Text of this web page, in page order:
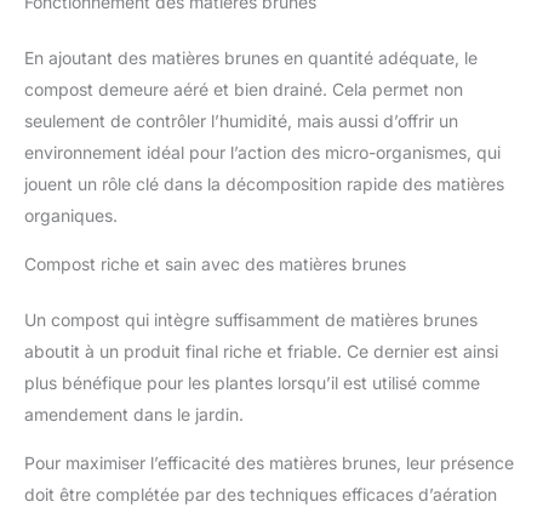
En ajoutant des matières brunes en quantité adéquate, le
compost demeure aéré et bien drainé. Cela permet non
seulement de contrôler l’humidité, mais aussi d’offrir un
environnement idéal pour l’action des micro-organismes, qui
jouent un rôle clé dans la décomposition rapide des matières
organiques.
Compost riche et sain avec des matières brunes
Un compost qui intègre suffisamment de matières brunes
aboutit à un produit final riche et friable. Ce dernier est ainsi
plus bénéfique pour les plantes lorsqu’il est utilisé comme
amendement dans le jardin.
Pour maximiser l’efficacité des matières brunes, leur présence
doit être complétée par des techniques efficaces d’aération